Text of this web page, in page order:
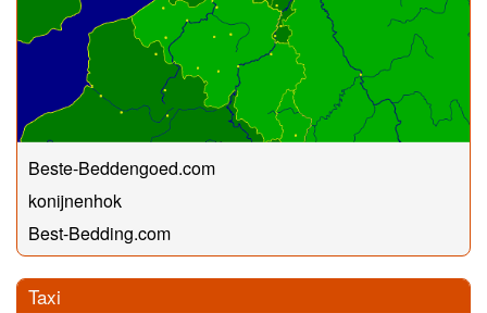
Beste-Beddengoed.com
konijnenhok
Best-Bedding.com
Taxi